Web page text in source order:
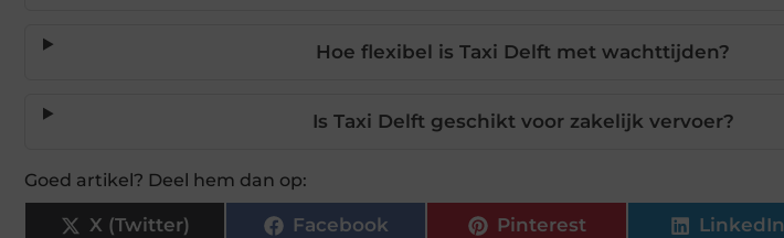
Hoe flexibel is Taxi Delft met wachttijden?
Is Taxi Delft geschikt voor zakelijk vervoer?
Goed artikel? Deel hem dan op:
X (Twitter) Facebook Pinterest LinkedIn